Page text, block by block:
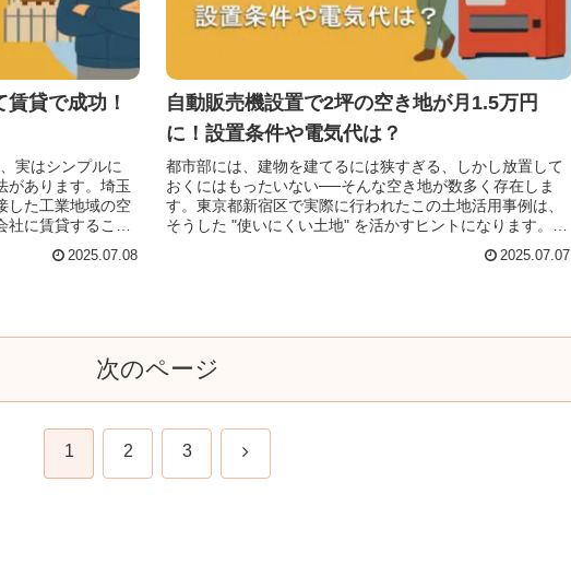
貸で成功！
実はシンプルに
があります。埼玉
した工業地域の空
に賃貸すること
2025.07.08
自動販売機設置で2坪の空き地が月1.5万円
に！設置条件や電気代は？
都市部には、建物を建てるには狭すぎる、しかし放置して
おくにはもったいない──そんな空き地が数多く存在しま
す。東京都新宿区で実際に行われたこの土地活用事例は、
そうした "使いにくい土地" を活かすヒントになります。本
2025.07.07
次のページ
1 2 3 次